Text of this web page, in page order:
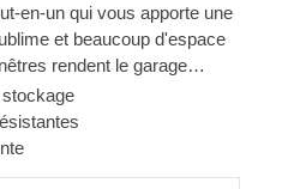
en-un qui vous apporte une
et beaucoup d'espace
rendent le garage
construction robuste
Préparez-vous à
la station de lavage et à